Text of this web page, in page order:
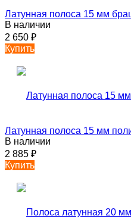
Латунная полоса 15 мм
В наличии
2 650 ₽
Купить
Латунная полоса 15 мм
В наличии
2 885 ₽
Купить